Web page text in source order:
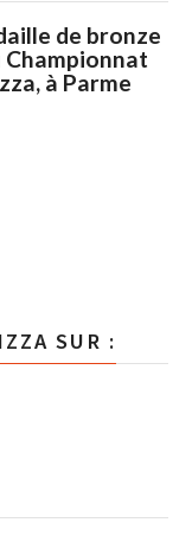
de bronze
Championnat
à Parme
SUR :